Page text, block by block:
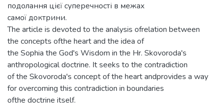
подолання цієї суперечності в межах
самої доктрини.
The article is devoted to the analysis ofrelation between
the concepts ofthe heart and the idea of
the Sophia the God's Wisdom in the Hr. Skovoroda's
anthropological doctrine. It seeks to the contradiction
of the Skovoroda's concept of the heart andprovides a way
for overcoming this contradiction in boundaries
ofthe doctrine itself.